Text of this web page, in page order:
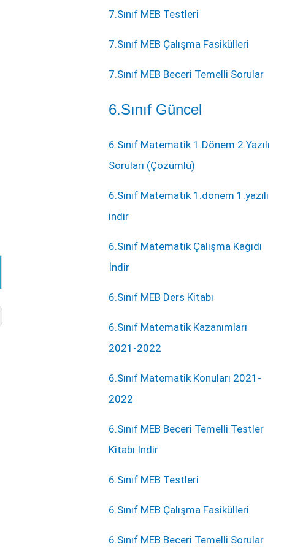
7.Sınıf MEB Testleri
7.Sınıf MEB Çalışma Fasikülleri
7.Sınıf MEB Beceri Temelli Sorular
6.Sınıf Güncel
6.Sınıf Matematik 1.Dönem 2.Yazılı
Soruları (Çözümlü)
6.Sınıf Matematik 1.dönem 1.yazılı
indir
6.Sınıf Matematik Çalışma Kağıdı
İndir
6.Sınıf MEB Ders Kitabı
6.Sınıf Matematik Kazanımları
2021-2022
6.Sınıf Matematik Konuları 2021-
2022
6.Sınıf MEB Beceri Temelli Testler
Kitabı İndir
6.Sınıf MEB Testleri
6.Sınıf MEB Çalışma Fasikülleri
6.Sınıf MEB Beceri Temelli Sorular